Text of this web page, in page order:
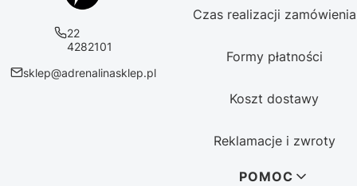
22
4282101
sklep@adrenalinasklep.pl
Czas realizacji zamówienia
Formy płatności
Koszt dostawy
Reklamacje i zwroty
POMOC